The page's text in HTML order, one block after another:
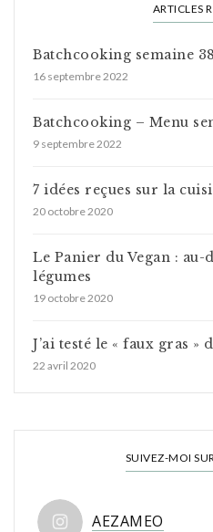
ARTICLES
Batchcooking semaine
16 septembre 2022
Batchcooking – Menu
9 septembre 2022
7 idées reçues sur la
20 octobre 2020
Le Panier du Vegan : au-
légumes
19 octobre 2020
J’ai testé le « faux gras »
22 avril 2020
SUIVEZ-MOI
AEZAMEO